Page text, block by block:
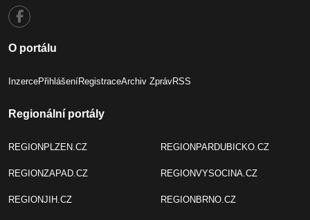
O portálu
InzercePřihlášeníRegistraceArchiv ZprávRSS
Regionální portály
REGIONPLZEN.CZ
REGIONZAPAD.CZ
REGIONJIH.CZ
REGIONPARDUBICKO.CZ
REGIONVYSOCINA.CZ
REGIONBRNO.CZ